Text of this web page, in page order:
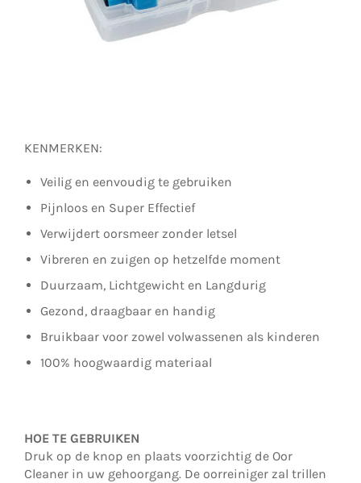
KENMERKEN:
Veilig en eenvoudig te gebruiken
Pijnloos en Super Effectief
Verwijdert oorsmeer zonder letsel
Vibreren en zuigen op hetzelfde moment
Duurzaam, Lichtgewicht en Langdurig
Gezond, draagbaar en handig
Bruikbaar voor zowel volwassenen als kinderen
100% hoogwaardig materiaal
HOE TE GEBRUIKEN
Druk op de knop en plaats voorzichtig de Oor
Cleaner in uw gehoorgang. De oorreiniger zal trillen